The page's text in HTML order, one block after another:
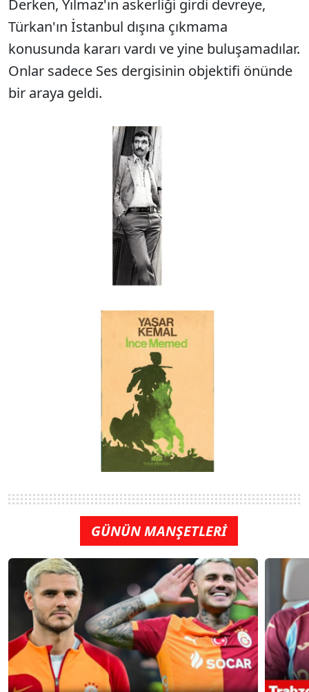
Derken, Yılmaz'ın askerliği girdi devreye,
Türkan'ın İstanbul dışına çıkmama
konusunda kararı vardı ve yine buluşamadılar.
Onlar sadece Ses dergisinin objektifi önünde
bir araya geldi.
GÜNÜN MANŞETLERİ